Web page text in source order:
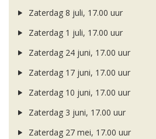
Zaterdag 8 juli, 17.00 uur
Zaterdag 1 juli, 17.00 uur
Zaterdag 24 juni, 17.00 uur
Zaterdag 17 juni, 17.00 uur
Zaterdag 10 juni, 17.00 uur
Zaterdag 3 juni, 17.00 uur
Zaterdag 27 mei, 17.00 uur